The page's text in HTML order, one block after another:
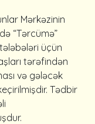
Mərkəzinin
“Tərcümə”
üçün
tərəfindən
və gələcək
Tədbir